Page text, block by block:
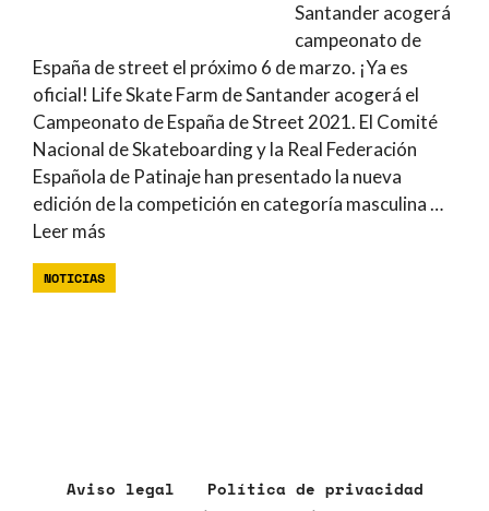
Santander acogerá
campeonato de
España de street el próximo 6 de marzo. ¡Ya es
oficial! Life Skate Farm de Santander acogerá el
Campeonato de España de Street 2021. El Comité
Nacional de Skateboarding y la Real Federación
Española de Patinaje han presentado la nueva
edición de la competición en categoría masculina …
Leer más
NOTICIAS
Aviso legal
Política de privacidad